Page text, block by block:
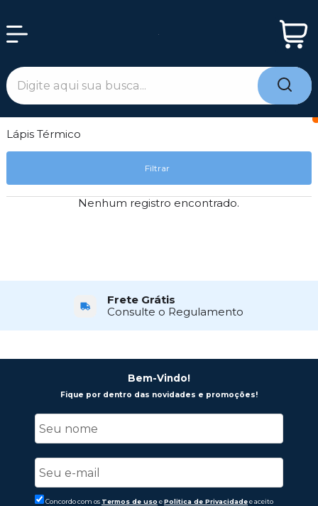
Lápis Térmico
Filtrar
Nenhum registro encontrado.
Frete Grátis
Consulte o Regulamento
Bem-Vindo!
Fique por dentro das novidades e promoções!
Concordo com os Termos de uso ePolitica de Privacidadee aceito